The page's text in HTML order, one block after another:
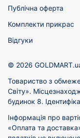
Публічна оферта
Комплекти прикрас
Відгуки
© 2026
Товариство з
Світу».
будинок 8.
Інформація про
«Оплата та